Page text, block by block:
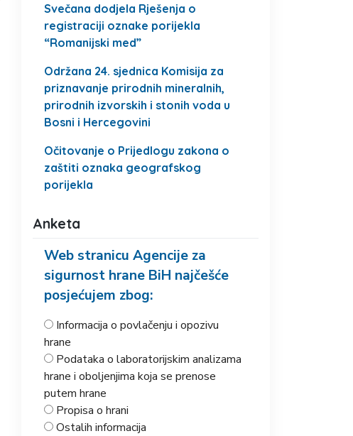
Svečana dodjela Rješenja o
registraciji oznake porijekla
“Romanijski med”
Održana 24. sjednica Komisija za
priznavanje prirodnih mineralnih,
prirodnih izvorskih i stonih voda u
Bosni i Hercegovini
Očitovanje o Prijedlogu zakona o
zaštiti oznaka geografskog
porijekla
Anketa
Web stranicu Agencije za
sigurnost hrane BiH najčešće
posjećujem zbog:
Informacija o povlačenju i opozivu
hrane
Podataka o laboratorijskim analizama
hrane i oboljenjima koja se prenose
putem hrane
Propisa o hrani
Ostalih informacija